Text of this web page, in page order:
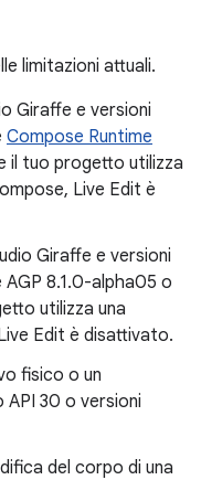
limitazioni attuali.
Giraffe e versioni
Compose Runtime
il tuo progetto utilizza
Live Edit è
Giraffe e versioni
8.1.0-alpha05 o
utilizza una
Edit è disattivato.
fisico o un
API 30 o versioni
del corpo di una